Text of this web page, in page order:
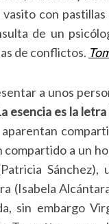
con
de un
de conflictos.
a unos
esencia es la
compartido a un
(Isabela
sin embargo